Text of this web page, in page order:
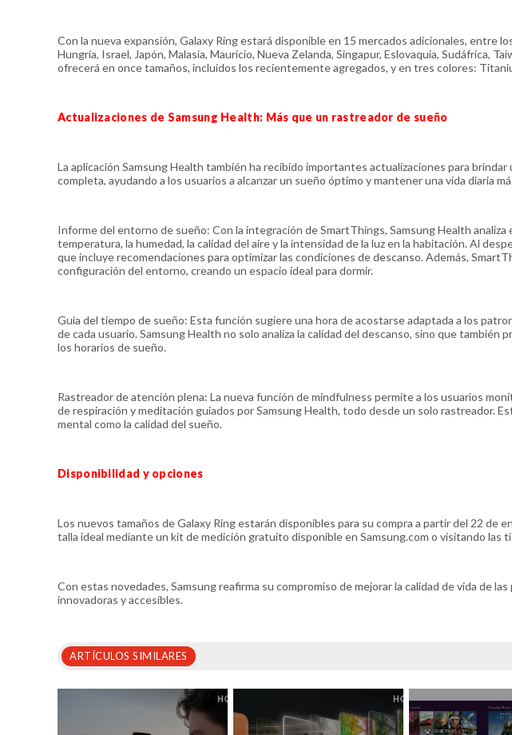
Con la nueva expansión, Galaxy Ring estará disponible en 15 mercados adicionales, entre
Hungría, Israel, Japón, Malasia, Mauricio, Nueva Zelanda, Singapur, Eslovaquia, Sudáfrica,
ofrecerá en once tamaños, incluidos los recientemente agregados, y en tres colores:
Actualizaciones de Samsung Health: Más que un rastreador de sueño
La aplicación Samsung Health también ha recibido importantes actualizaciones para brindar
completa, ayudando a los usuarios a alcanzar un sueño óptimo y mantener una vida diaria
Informe del entorno de sueño: Con la integración de SmartThings, Samsung Health
temperatura, la humedad, la calidad del aire y la intensidad de la luz en la habitación. Al
que incluye recomendaciones para optimizar las condiciones de descanso. Además,
configuración del entorno, creando un espacio ideal para dormir.
Guía del tiempo de sueño: Esta función sugiere una hora de acostarse adaptada a los
de cada usuario. Samsung Health no solo analiza la calidad del descanso, sino que
los horarios de sueño.
Rastreador de atención plena: La nueva función de mindfulness permite a los usuarios
de respiración y meditación guiados por Samsung Health, todo desde un solo rastreador.
mental como la calidad del sueño.
Disponibilidad y opciones
Los nuevos tamaños de Galaxy Ring estarán disponibles para su compra a partir del 22 de
talla ideal mediante un kit de medición gratuito disponible en Samsung.com o visitando las
Con estas novedades, Samsung reafirma su compromiso de mejorar la calidad de vida de
innovadoras y accesibles.
ARTÍCULOS SIMILARES